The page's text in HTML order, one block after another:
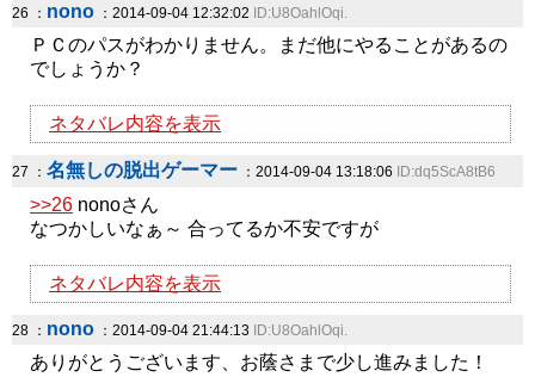
26 ： nono ：2014-09-04 12:32:02 ID:U8OahlOqi.
ＰＣのパスがわかりません。まだ他にやることがあるの
でしょうか？
ネタバレ内容を表示
27 ： 名無しの脱出ゲーマー ：2014-09-04 13:18:06 ID:dq5ScA8tB6
>>26 nonoさん
なつかしいなぁ～ 合ってるか不安ですが
ネタバレ内容を表示
28 ： nono ：2014-09-04 21:44:13 ID:U8OahlOqi.
ありがとうございます、お蔭さまで少し進みました！